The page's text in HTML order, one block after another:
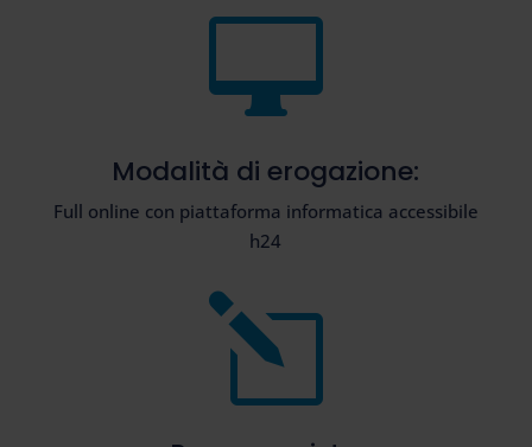

Modalità di erogazione:
Full online con piattaforma informatica accessibile
h24
l